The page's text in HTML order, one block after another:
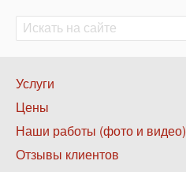
Поиск
Поиск
Нижнее
меню
1
Услуги
Цены
Наши работы (фото и видео)
Отзывы клиентов